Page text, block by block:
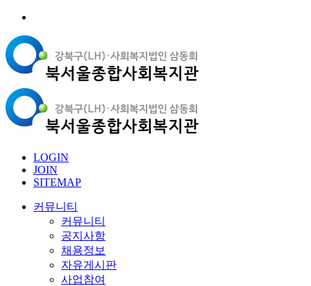
LOGIN
JOIN
SITEMAP
커뮤니티
커뮤니티
공지사항
채용정보
자유게시판
사업참여